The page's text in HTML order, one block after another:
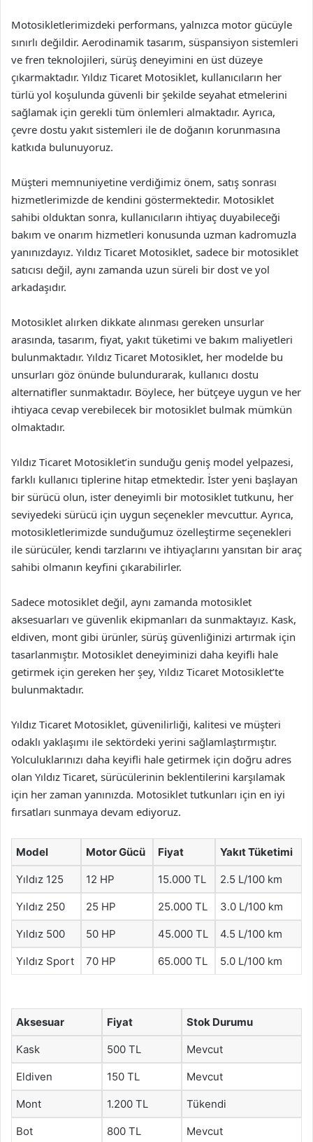
Motosikletlerimizdeki performans, yalnızca motor gücüyle
sınırlı değildir. Aerodinamik tasarım, süspansiyon sistemleri
ve fren teknolojileri, sürüş deneyimini en üst düzeye
çıkarmaktadır. Yıldız Ticaret Motosiklet, kullanıcıların her
türlü yol koşulunda güvenli bir şekilde seyahat etmelerini
sağlamak için gerekli tüm önlemleri almaktadır. Ayrıca,
çevre dostu yakıt sistemleri ile de doğanın korunmasına
katkıda bulunuyoruz.
Müşteri memnuniyetine verdiğimiz önem, satış sonrası
hizmetlerimizde de kendini göstermektedir. Motosiklet
sahibi olduktan sonra, kullanıcıların ihtiyaç duyabileceği
bakım ve onarım hizmetleri konusunda uzman kadromuzla
yanınızdayız. Yıldız Ticaret Motosiklet, sadece bir motosiklet
satıcısı değil, aynı zamanda uzun süreli bir dost ve yol
arkadaşıdır.
Motosiklet alırken dikkate alınması gereken unsurlar
arasında, tasarım, fiyat, yakıt tüketimi ve bakım maliyetleri
bulunmaktadır. Yıldız Ticaret Motosiklet, her modelde bu
unsurları göz önünde bulundurarak, kullanıcı dostu
alternatifler sunmaktadır. Böylece, her bütçeye uygun ve her
ihtiyaca cevap verebilecek bir motosiklet bulmak mümkün
olmaktadır.
Yıldız Ticaret Motosiklet’in sunduğu geniş model yelpazesi,
farklı kullanıcı tiplerine hitap etmektedir. İster yeni başlayan
bir sürücü olun, ister deneyimli bir motosiklet tutkunu, her
seviyedeki sürücü için uygun seçenekler mevcuttur. Ayrıca,
motosikletlerimizde sunduğumuz özelleştirme seçenekleri
ile sürücüler, kendi tarzlarını ve ihtiyaçlarını yansıtan bir araç
sahibi olmanın keyfini çıkarabilirler.
Sadece motosiklet değil, aynı zamanda motosiklet
aksesuarları ve güvenlik ekipmanları da sunmaktayız. Kask,
eldiven, mont gibi ürünler, sürüş güvenliğinizi artırmak için
tasarlanmıştır. Motosiklet deneyiminizi daha keyifli hale
getirmek için gereken her şey, Yıldız Ticaret Motosiklet’te
bulunmaktadır.
Yıldız Ticaret Motosiklet, güvenilirliği, kalitesi ve müşteri
odaklı yaklaşımı ile sektördeki yerini sağlamlaştırmıştır.
Yolculuklarınızı daha keyifli hale getirmek için doğru adres
olan Yıldız Ticaret, sürücülerinin beklentilerini karşılamak
için her zaman yanınızda. Motosiklet tutkunları için en iyi
fırsatları sunmaya devam ediyoruz.
Model Motor Gücü Fiyat Yakıt Tüketimi
Yıldız 125 12 HP 15.000 TL 2.5 L/100 km
Yıldız 250 25 HP 25.000 TL 3.0 L/100 km
Yıldız 500 50 HP 45.000 TL 4.5 L/100 km
Yıldız Sport 70 HP 65.000 TL 5.0 L/100 km
Aksesuar Fiyat Stok Durumu
Kask 500 TL Mevcut
Eldiven 150 TL Mevcut
Mont 1.200 TL Tükendi
Bot 800 TL Mevcut